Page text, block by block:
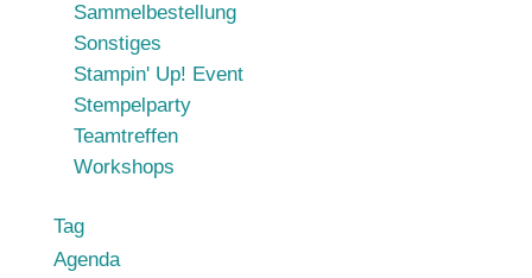
Sammelbestellung
Sonstiges
Stampin' Up! Event
Stempelparty
Teamtreffen
Workshops
Tag
Agenda